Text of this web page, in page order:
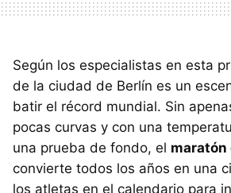
Según los especialistas en esta
de la ciudad de Berlín es un
batir el récord mundial. Sin
pocas curvas y con una
una prueba de fondo, el maratón
convierte todos los años en una
los atletas en el calendario para